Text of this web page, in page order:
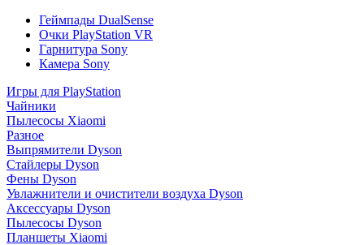
Геймпады DualSense
Очки PlayStation VR
Гарнитура Sony
Камера Sony
Игры для PlayStation
Чайники
Пылесосы Xiaomi
Разное
Выпрямители Dyson
Стайлеры Dyson
Фены Dyson
Увлажнители и очистители воздуха Dyson
Аксессуары Dyson
Пылесосы Dyson
Планшеты Xiaomi